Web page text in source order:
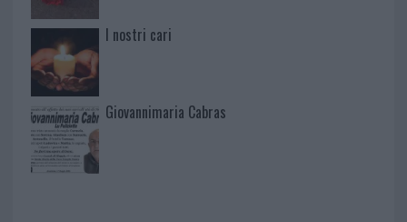
I nostri cari
Giovannimaria Cabras